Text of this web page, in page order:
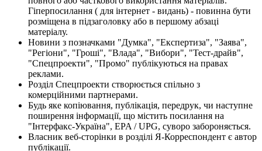
Гіперпосилання ( для інтернет - видань) - повинна бути
розміщена в підзаголовку або в першому абзаці
матеріалу.
Новини з позначками "Думка", "Експертиза", "Заява",
"Регіони", "Гроші", "Влада", "Вибори", "Тест-драйв",
"Спецпроекти", "Промо" публікуються на правах
реклами.
Розділ Спецпроекти створюється спільно з
комерційними партнерами.
Будь яке копіювання, публікація, передрук, чи наступне
поширення інформації, що містить посилання на
"Інтерфакс-Україна", EPA / UPG, суворо забороняється.
Власник веб-сторінки в розділі Я-Корреспондент є автор
публікації.